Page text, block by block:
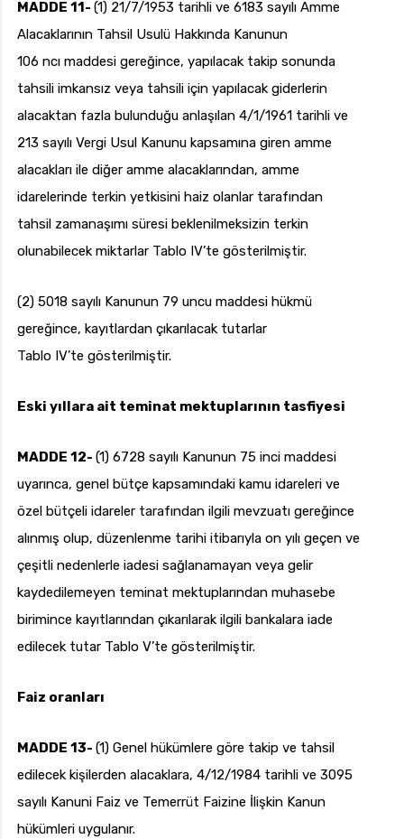
MADDE 11- (1) 21/7/1953 tarihli ve 6183 sayılı Amme
Alacaklarının Tahsil Usulü Hakkında Kanunun
106 ncı maddesi gereğince, yapılacak takip sonunda
tahsili imkansız veya tahsili için yapılacak giderlerin
alacaktan fazla bulunduğu anlaşılan 4/1/1961 tarihli ve
213 sayılı Vergi Usul Kanunu kapsamına giren amme
alacakları ile diğer amme alacaklarından, amme
idarelerinde terkin yetkisini haiz olanlar tarafından
tahsil zamanaşımı süresi beklenilmeksizin terkin
olunabilecek miktarlar Tablo IV’te gösterilmiştir.
(2) 5018 sayılı Kanunun 79 uncu maddesi hükmü
gereğince, kayıtlardan çıkarılacak tutarlar
Tablo IV’te gösterilmiştir.
Eski yıllara ait teminat mektuplarının tasfiyesi
MADDE 12- (1) 6728 sayılı Kanunun 75 inci maddesi
uyarınca, genel bütçe kapsamındaki kamu idareleri ve
özel bütçeli idareler tarafından ilgili mevzuatı gereğince
alınmış olup, düzenlenme tarihi itibarıyla on yılı geçen ve
çeşitli nedenlerle iadesi sağlanamayan veya gelir
kaydedilemeyen teminat mektuplarından muhasebe
birimince kayıtlarından çıkarılarak ilgili bankalara iade
edilecek tutar Tablo V’te gösterilmiştir.
Faiz oranları
MADDE 13- (1) Genel hükümlere göre takip ve tahsil
edilecek kişilerden alacaklara, 4/12/1984 tarihli ve 3095
sayılı Kanuni Faiz ve Temerrüt Faizine İlişkin Kanun
hükümleri uygulanır.